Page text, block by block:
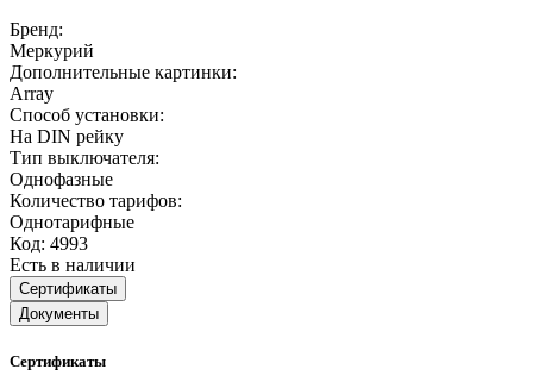
Бренд:
Меркурий
Дополнительные картинки:
Array
Способ установки:
На DIN рейку
Тип выключателя:
Однофазные
Количество тарифов:
Однотарифные
Код: 4993
Есть в наличии
Сертификаты
Документы
Сертификаты